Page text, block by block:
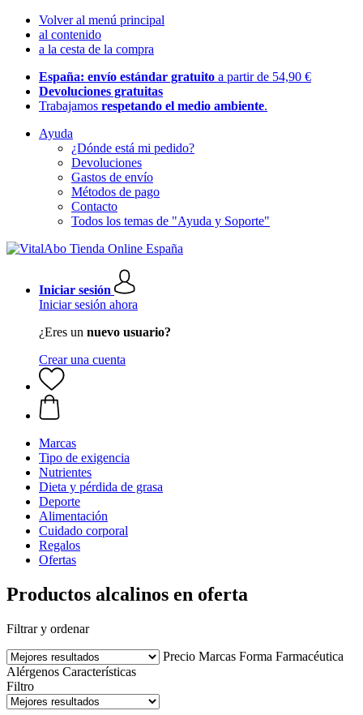
Volver al menú principal
al contenido
a la cesta de la compra
España: envío estándar gratuito a partir de 54,90 €
Devoluciones gratuitas
Trabajamos respetando el medio ambiente.
Ayuda
¿Dónde está mi pedido?
Devoluciones
Gastos de envío
Métodos de pago
Contacto
Todos los temas de "Ayuda y Soporte"
Iniciar sesión
Iniciar sesión ahora
¿Eres un nuevo usuario?
Crear una cuenta
Marcas
Tipo de exigencia
Nutrientes
Dieta y pérdida de grasa
Deporte
Alimentación
Cuidado corporal
Regalos
Ofertas
Productos alcalinos en oferta
Filtrar y ordenar
Precio Marcas Forma Farmacéutica
Alérgenos Características
Filtro